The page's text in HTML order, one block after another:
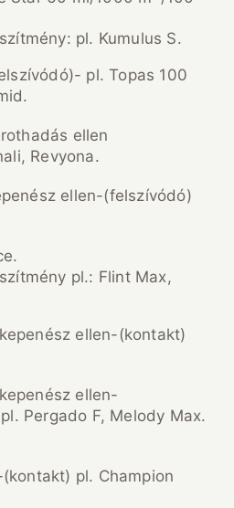
pl. Kumulus S.
pl. Topas 100
ellen
Revyona.
ellen-(felszívódó)
pl.: Flint Max,
ellen-(kontakt)
ellen-
Pergado F, Melody Max.
pl. Champion